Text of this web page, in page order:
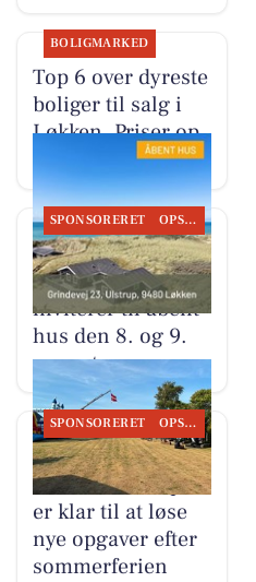
BOLIGMARKED
Top 6 over dyreste
boliger til salg i
Løkken. Priser op
til 13.995.000 kr
SPONSORERET OPSLAGSTAVLEN
Mæglerhuset
Vestkysten I/S
inviterer til åbent
hus den 8. og 9.
august
SPONSORERET OPSLAGSTAVLEN
Byrdal
Multiservice ApS
er klar til at løse
nye opgaver efter
sommerferien